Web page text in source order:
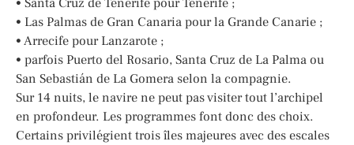
• Las Palmas de Gran Canaria pour la Grande Canarie ;
• Arrecife pour Lanzarote ;
• parfois Puerto del Rosario, Santa Cruz de La Palma ou
San Sebastián de La Gomera selon la compagnie.
Sur 14 nuits, le navire ne peut pas visiter tout l’archipel
en profondeur. Les programmes font donc des choix.
Certains privilégient trois îles majeures avec des escales